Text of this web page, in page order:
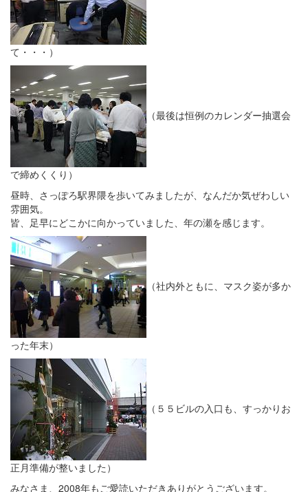
て・・・）
（最後は恒例のカレンダー抽選会
で締めくくり）
昼時、さっぽろ駅界隈を歩いてみましたが、なんだか気ぜわしい
雰囲気。
皆、足早にどこかに向かっていました、年の瀬を感じます。
（社内外ともに、マスク姿が多か
った年末）
（５５ビルの入口も、すっかりお
正月準備が整いました）
みなさま、2008年もご愛読いただきありがとうございます。